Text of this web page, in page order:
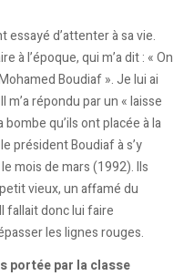
d’attenter à sa vie.
à l’époque, qui m’a dit : « On
Boudiaf ». Je lui ai
m’a répondu par un « laisse
bombe qu’ils ont placée à la
président Boudiaf à s’y
mois de mars (1992). Ils
vieux, un affamé du
fallait donc lui faire
les lignes rouges.
portée par la classe